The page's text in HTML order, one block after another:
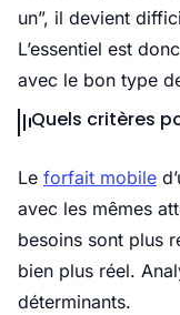
un”, il devient
L’essentiel est
avec le bon type
Quels critères
Le forfait mobile
avec les mêmes
besoins sont plus
bien plus réel.
déterminants.